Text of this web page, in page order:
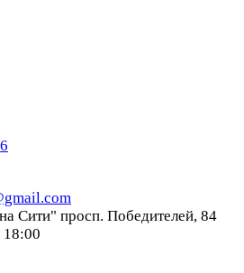
Сити" просп. Победителей, 84